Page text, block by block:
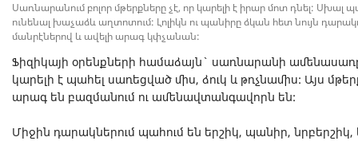
Սառնարանում բոլոր մթերքները չէ, որ կարելի է իրար մոտ դնել:
ունենալ խաչաձև աղտոտում: Լոլիկն ու պանիրը ձկան հետ նույն
մանրէներով և ավելի արագ կփչանան:
Ֆիզիկայի օրենքների համաձայն` սառնարանի
կարելի է պահել սառեցված միս, ձուկ և թռչնամիս: Այս
արագ են բազմանում ու ամենավտանգավորն են:
Միջին դարակներում պահում են երշիկ, պանիր,